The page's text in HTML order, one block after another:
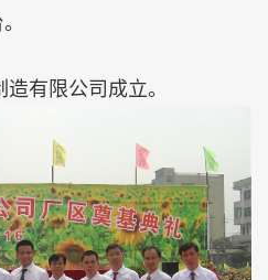
有限公司成立。